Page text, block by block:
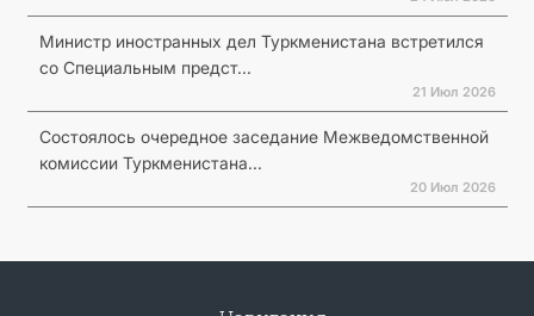
Министр иностранных дел Туркменистана встретился
со Специальным предст...
21 Июл 2026
Состоялось очередное заседание Межведомственной
комиссии Туркменистана...
20 Июл 2026